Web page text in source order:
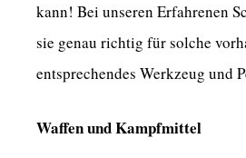
kann! Bei unseren Erfahrenen
sie genau richtig für solche
entsprechendes Werkzeug und
Waffen und Kampfmittel